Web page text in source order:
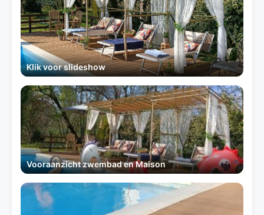
Klik voor slideshow
Vooraanzicht zwembad en Maison